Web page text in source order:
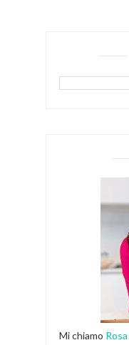
Mi chiamo Rosa